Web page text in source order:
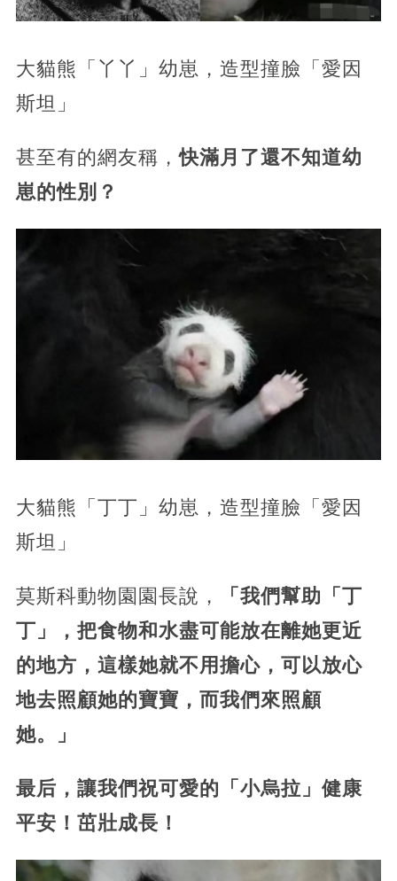
大貓熊「丫丫」幼崽，造型撞臉「愛因
斯坦」
甚至有的網友稱，快滿月了還不知道幼
崽的性別？
大貓熊「丁丁」幼崽，造型撞臉「愛因
斯坦」
莫斯科動物園園長說，
「我們幫助「丁
丁」，把食物和水盡可能放在離她更近
的地方，這樣她就不用擔心，可以放心
地去照顧她的寶寶，而我們來照顧
她。」
最后，讓我們祝可愛的「小烏拉」健康
平安！茁壯成長！